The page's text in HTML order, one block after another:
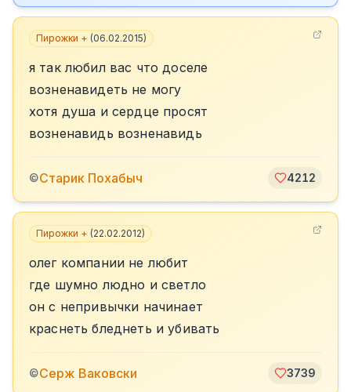
Пирожки + (06.02.2015)
я так любил вас что доселе
возненавидеть не могу
хотя душа и сердце просят
возненавидь возненавидь
©Старик Похабыч 4212
Пирожки + (22.02.2012)
олег компании не любит
где шумно людно и светло
он с непривычки начинает
краснеть бледнеть и убивать
©Серж Ваковски 3739